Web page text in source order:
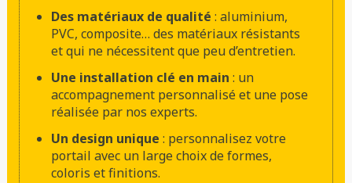
Des matériaux de qualité : aluminium,
PVC, composite… des matériaux résistants
et qui ne nécessitent que peu d’entretien.
Une installation clé en main : un
accompagnement personnalisé et une pose
réalisée par nos experts.
Un design unique : personnalisez votre
portail avec un large choix de formes,
coloris et finitions.